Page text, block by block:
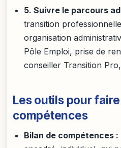
5. Suivre le parcours
transition
organisation
Pôle Emploi, prise de
conseiller Transition
Les outils pour
compétences
Bilan de compétences :